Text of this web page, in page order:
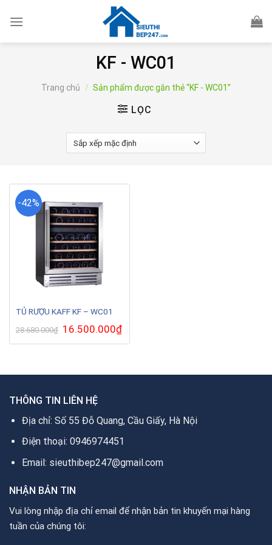
KF - WC01
Trang chủ / Sản phẩm được gắn thẻ “KF - WC01”
LỌC
-42%
TỦ RƯỢU KAFF KF – WC01
28.680.000₫ Giá
gốc
là:
16.500.000₫Giá
hiện
tại
THÔNG TIN LIÊN HỆ
Địa chỉ: Số 55 Đỗ Quang, Cầu Giấy, Hà Nội
Điện thoại: 0946974451
Email: sieuthibep247@gmail.com
NHẬN BẢN TIN
Vui lòng nhập địa chỉ email để nhận bản tin khuyến mại hàng
tuần của chúng tôi: